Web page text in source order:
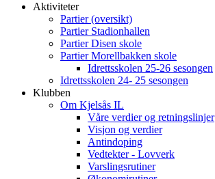
Aktiviteter
Partier (oversikt)
Partier Stadionhallen
Partier Disen skole
Partier Morellbakken skole
Idrettsskolen 25-26 sesongen
Idrettsskolen 24- 25 sesongen
Klubben
Om Kjelsås IL
Våre verdier og retningslinjer
Visjon og verdier
Antindoping
Vedtekter - Lovverk
Varslingsrutiner